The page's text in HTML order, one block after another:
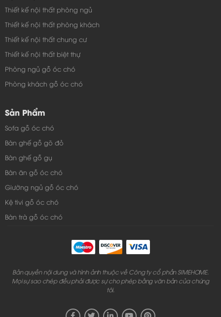
Thiết kế nội thất phòng ngủ
Thiết kế nội thất phòng khách
Thiết kế nội thất chung cư
Thiết kế nội thất biệt thự
Phòng ngủ gỗ óc chó
Phòng khách gỗ óc chó
Sản Phẩm
Sofa gỗ óc chó
Bàn ghế gỗ gõ đỏ
Bàn ghế gỗ gụ
Bàn ăn gỗ óc chó
Giường ngủ gỗ óc chó
Kệ tivi gỗ óc chó
Bàn trà gỗ óc chó
Bản quyền nội dung và hình ảnh thuộc về Công ty cổ phần SIMEHOME.
Mọi sự sao chép đều phải được sự cho phép bằng văn bản của chúng
tôi.